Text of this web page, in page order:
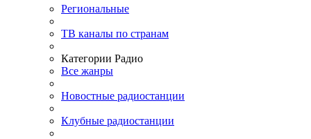
Региональные
ТВ каналы по странам
Категории Радио
Все жанры
Новостные радиостанции
Клубные радиостанции